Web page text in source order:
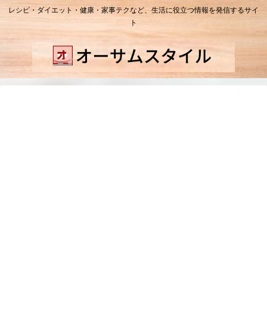
レシピ・ダイエット・健康・家事テクなど、生活に役立つ情報を発信するサイ
ト